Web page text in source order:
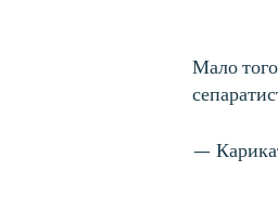
Мало
—